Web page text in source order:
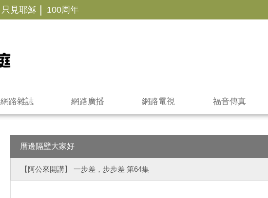
只見耶穌 | 100周年
網路雜誌 網路廣播 網路電視 福音傳真
厝邊隔壁大家好
【阿公來開講】 一步差，步步差 第64集